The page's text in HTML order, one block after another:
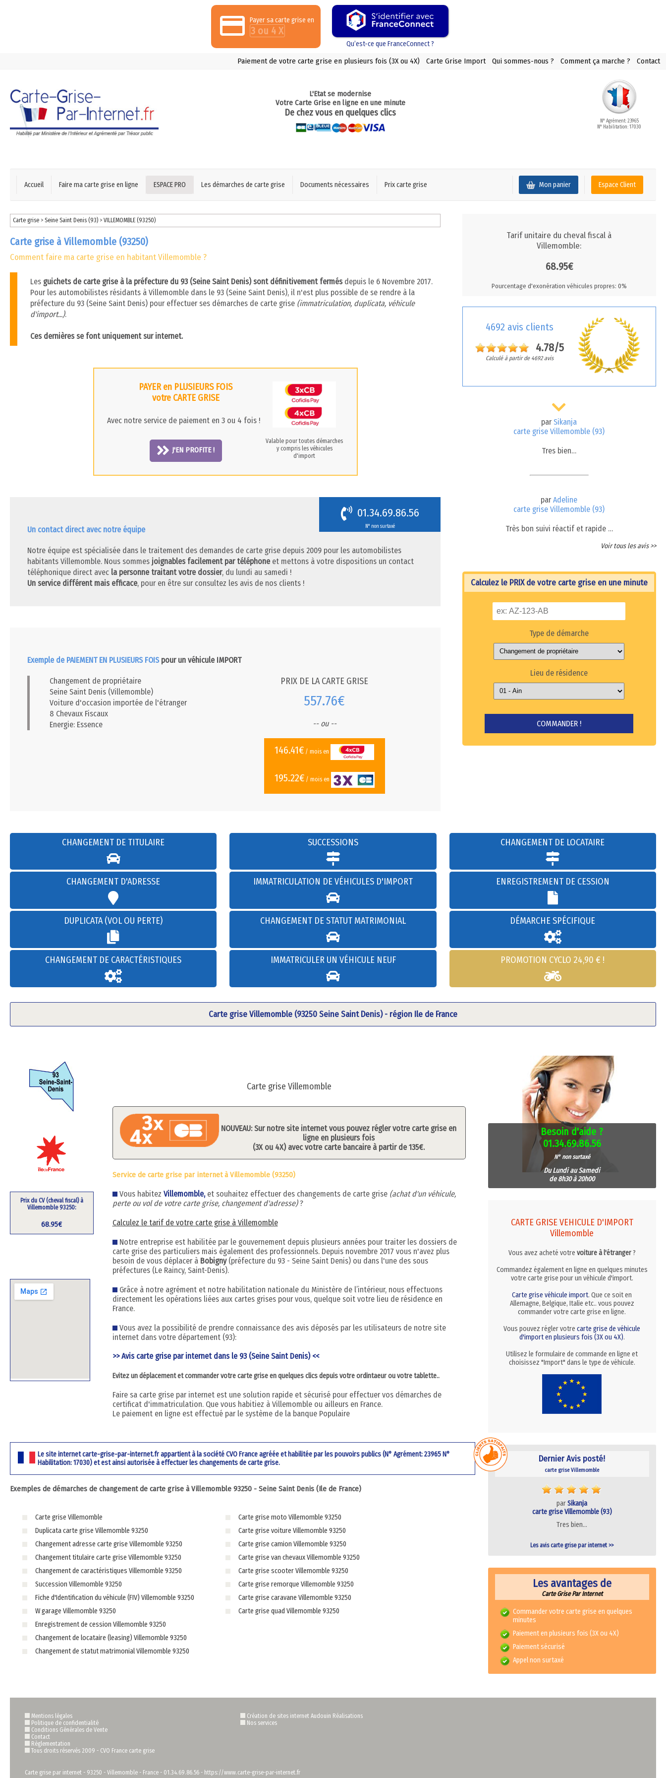
Payer sa carte grise en
3 ou 4 X
Qu’est-ce que FranceConnect ?
Paiement de votre carte grise en plusieurs fois (3X ou 4X) Carte Grise Import Qui sommes-nous ? Comment ça marche ? Contact
L'Etat se modernise
Votre Carte Grise en ligne en une minute
De chez vous en quelques clics
N° Agrément: 23965
N° Habilitation: 17030
Accueil Faire ma carte grise en ligne ESPACE PRO Les démarches de carte grise Documents nécessaires Prix carte grise Espace Client
Mon panier
Carte grise >Seine Saint Denis (93)>VILLEMOMBLE (93250)
Carte grise à Villemomble (93250)
Comment faire ma carte grise en habitant Villemomble ?
Les guichets de carte grise à la préfecture du 93 (Seine Saint Denis) sont définitivement fermés depuis le 6 Novembre 2017.
Pour les automobilistes résidants à Villemomble dans le 93 (Seine Saint Denis), il n'est plus possible de se rendre à la
préfecture du 93 (Seine Saint Denis) pour effectuer ses démarches de carte grise (immatriculation, duplicata, véhicule
d'import...).
Ces dernières se font uniquement sur internet.
PAYER en PLUSIEURS FOIS
votre CARTE GRISE
Avec notre service de paiement en 3 ou 4 fois !
J'EN PROFITE !
Valable pour toutes démarches
y compris les véhicules
d'import
Un contact direct avec notre équipe
01.34.69.86.56
N° non surtaxé
Notre équipe est spécialisée dans le traitement des demandes de carte grise depuis 2009 pour les automobilistes
habitants Villemomble. Nous sommes joignables facilement par téléphoneet mettons à votre dispositions un contact
téléphonique direct avec la personne traitant votre dossier, du lundi au samedi !
Un service différent mais efficace, pour en être sur consultez les avis de nos clients !
Exemple de PAIEMENT EN PLUSIEURS FOISpour un véhicule IMPORT
Changement de propriétaire
Seine Saint Denis (Villemomble)
Voiture d'occasion importée de l'étranger
8 Chevaux Fiscaux
Energie: Essence
PRIX DE LA CARTE GRISE
557.76€
-- ou --
146.41€ / mois en
195.22€/ mois en
Tarif unitaire du cheval fiscal à
Villemomble:
68.95€
Pourcentage d'exonération véhicules propres: 0%
4692 avis clients
4.78/5
Calculé à partir de 4692 avis
parSikanja
carte grise Villemomble (93)
Tres bien…
parAdeline
carte grise Villemomble (93)
Très bon suivi réactif et rapide …
Voir tous les avis >>
Calculez le PRIX de votre carte grise en une minute
Type de démarche
Lieu de résidence
CHANGEMENT DE TITULAIRE
CHANGEMENT D'ADRESSE
DUPLICATA (VOL OU PERTE)
CHANGEMENT DE CARACTÉRISTIQUES
SUCCESSIONS
IMMATRICULATION DE VÉHICULES D'IMPORT
CHANGEMENT DE STATUT MATRIMONIAL
IMMATRICULER UN VÉHICULE NEUF
CHANGEMENT DE LOCATAIRE
ENREGISTREMENT DE CESSION
DÉMARCHE SPÉCIFIQUE
PROMOTION CYCLO 24,90 € !
Carte grise Villemomble (93250 Seine Saint Denis) - région Ile de France
Prix du CV (cheval fiscal) à
Villemomble 93250:
68.95€
Carte grise Villemomble
NOUVEAU: Sur notre site internet vous pouvez régler votre carte grise en
ligne en plusieurs fois
(3X ou 4X) avec votre carte bancaire à partir de 135€.
Service de carte grise par internet à Villemomble (93250)
Vous habitez Villemomble, et souhaitez effectuer des changements de carte grise (achat d'un véhicule,
perte ou vol de votre carte grise, changement d'adresse)?
Calculez le tarif de votre carte grise à Villemomble
Notre entreprise est habilitée par le gouvernement depuis plusieurs années pour traiter les dossiers de
carte grise des particuliers mais également des professionnels. Depuis novembre 2017 vous n'avez plus
besoin de vous déplacer à Bobigny(préfecture du 93 - Seine Saint Denis) ou dans l'une des sous
préfectures (Le Raincy, Saint-Denis).
Grâce à notre agrément et notre habilitation nationale du Ministère de l’intérieur, nous effectuons
directement les opérations liées aux cartes grises pour vous, quelque soit votre lieu de résidence en
France.
Vous avez la possibilité de prendre connaissance des avis déposés par les utilisateurs de notre site
internet dans votre département (93):
>> Avis carte grise par internet dans le 93 (Seine Saint Denis) <<
Evitez un déplacement et commander votre carte grise en quelques clics depuis votre ordintaeur ou votre tablette..
Faire sa carte grise par internet est une solution rapide et sécurisé pour effectuer vos démarches de
certificat d'immatriculation. Que vous habitiez à Villemomble ou ailleurs en France.
Le paiement en ligne est effectué par le système de la banque Populaire
Le site internet carte-grise-par-internet.fr appartient à la société CVO France agréée et habilitée par les pouvoirs publics (N° Agrément: 23965 N°
Habilitation: 17030) et est ainsi autorisée à effectuer les changements de carte grise.
Exemples de démarches de changement de carte grise à Villemomble 93250 - Seine Saint Denis (Ile de France)
Carte grise Villemomble
Duplicata carte grise Villemomble 93250
Changement adresse carte grise Villemomble 93250
Changement titulaire carte grise Villemomble 93250
Changement de caractéristiques Villemomble 93250
Succession Villemomble 93250
Fiche d'Identification du véhicule (FIV) Villemomble 93250
W garage Villemomble 93250
Enregistrement de cession Villemomble 93250
Changement de locataire (leasing) Villemomble 93250
Changement de statut matrimonial Villemomble 93250
Carte grise moto Villemomble 93250
Carte grise voiture Villemomble 93250
Carte grise camion Villemomble 93250
Carte grise van chevaux Villemomble 93250
Carte grise scooter Villemomble 93250
Carte grise remorque Villemomble 93250
Carte grise caravane Villemomble 93250
Carte grise quad Villemomble 93250
Besoin d'aide ?
01.34.69.86.56
N° non surtaxé
Du Lundi au Samedi
de 8h30 à 20h00
CARTE GRISE VEHICULE D'IMPORT
Villemomble
Vous avez acheté votre voiture à l'étranger?
Commandez également en ligne en quelques minutes
votre carte grise pour un véhicule d'import.
Carte grise véhicule import. Que ce soit en
Allemagne, Belgique, Italie etc.. vous pouvez
commander votre carte grise en ligne.
Vous pouvez régler votrecarte grise de véhicule
d'import en plusieurs fois (3X ou 4X).
Utilisez le formulaire de commande en ligne et
choisissez "Import" dans le type de véhicule.
Dernier Avis posté!
carte grise Villemomble
parSikanja
carte grise Villemomble (93)
Tres bien…
Les avis carte grise par internet >>
Les avantages de
Carte Grise Par Internet
Commander votre carte grise en quelques
minutes
Paiement en plusieurs fois (3X ou 4X)
Paiement sécurisé
Appel non surtaxé
Mentions légales
Politique de confidentialité
Conditions Générales de Vente
Contact
Règlementation
Tous droits réservés 2009 - CVO France carte grise
Création de sites internet Audouin Réalisations
Nos services
Carte grise par internet - 93250 - Villemomble - France - 01.34.69.86.56 - https://www.carte-grise-par-internet.fr